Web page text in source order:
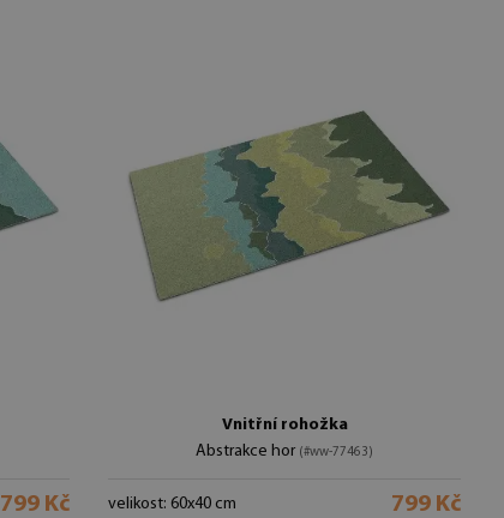
799 Kč
Vnitřní rohožka
Abstrakce hor (#ww-77463)
velikost: 60x40 cm 799 Kč